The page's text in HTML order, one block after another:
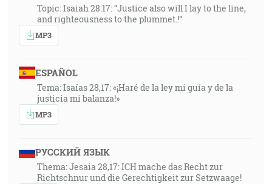
Topic: Isaiah 28:17: “Justice also will I lay to the line,
and righteousness to the plummet.!”
MP3
ESPAÑOL
Tema: Isaías 28,17: «¡Haré de la ley mi guía y de la
justicia mi balanza!»
MP3
РУССКИЙ ЯЗЫК
Thema: Jesaia 28,17: ICH mache das Recht zur
Richtschnur und die Gerechtigkeit zur Setzwaage!